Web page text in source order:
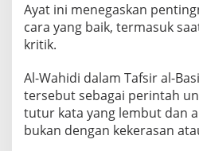
Ayat ini menegaskan
cara yang baik, termasuk
kritik.
Al-Wahidi dalam Tafsir al-
tersebut sebagai perintah
tutur kata yang lembut dan
bukan dengan kekerasan